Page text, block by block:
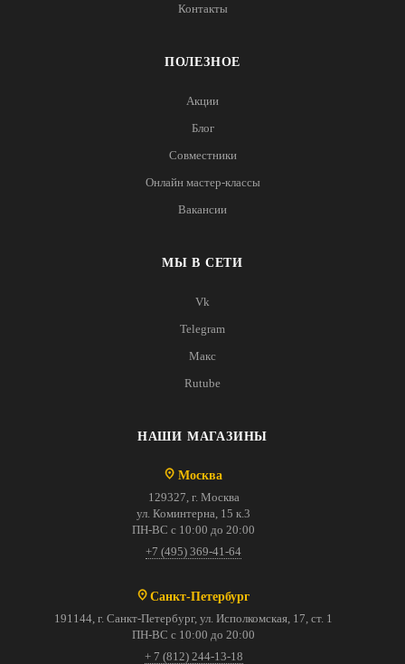
Контакты
ПОЛЕЗНОЕ
Акции
Блог
Совместники
Онлайн мастер-классы
Вакансии
МЫ В СЕТИ
Vk
Telegram
Макс
Rutube
НАШИ МАГАЗИНЫ
Москва
129327, г. Москва
ул. Коминтерна, 15 к.3
ПН-ВС с 10:00 до 20:00
+7 (495) 369-41-64
Санкт-Петербург
191144, г. Санкт-Петербург, ул. Исполкомская, 17, ст. 1
ПН-ВС с 10:00 до 20:00
+ 7 (812) 244-13-18